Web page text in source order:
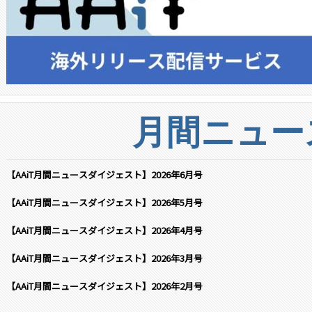
月間ニュ
【AAiT月間ニュースダイジェスト】2026年6月号
【AAiT月間ニュースダイジェスト】2026年5月号
【AAiT月間ニュースダイジェスト】2026年4月号
【AAiT月間ニュースダイジェスト】2026年3月号
【AAiT月間ニュースダイジェスト】2026年2月号